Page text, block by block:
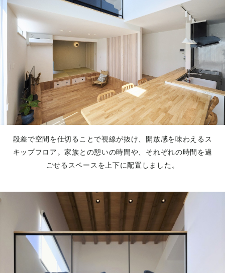
段差で空間を仕切ることで視線が抜け、開放感を味わえるス
キップフロア。家族との憩いの時間や、それぞれの時間を過
ごせるスペースを上下に配置しました。